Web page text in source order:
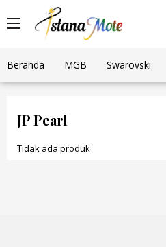
Beranda MGB Swarovski
JP Pearl
Tidak ada produk